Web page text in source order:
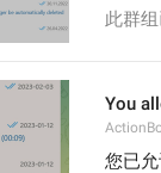
此群
You
您已